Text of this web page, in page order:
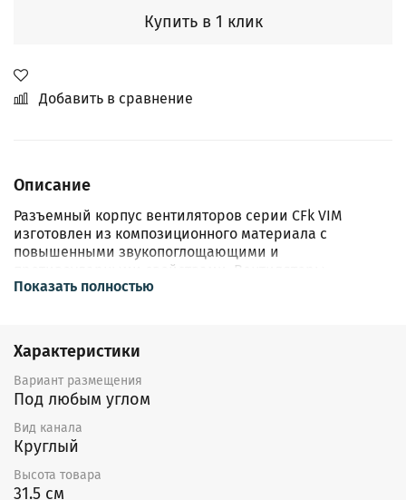
Купить в 1 клик
Добавить в сравнение
Описание
Разъемный корпус вентиляторов серии CFk VIM
изготовлен из композиционного материала с
повышенными звукопоглощающими и
противоударными свойствами. Вентиляторы
оборудованы мотор-колесами SHUFT с пластиковой
ротором IP44, клеммная коробка IP55.
Электродвигатель с рабочим колесом статически и
динамически сбалансированы в 2х плоскостях.
Шариковые подшипники двигателя не требуют
Двигатель вентилятора имеет встроенную
термозащиту с автоматическим перезапуском.
Регулирование скорости вентиляторов
Показать полностью
Характеристики
Вариант размещения
Под любым углом
Вид канала
Круглый
Высота товара
31.5 см